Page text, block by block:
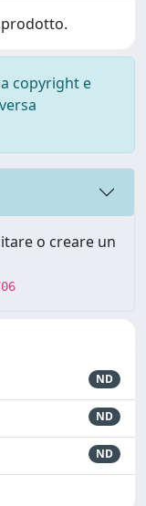
prodotto.
copyright e
o creare un
ND
ND
ND